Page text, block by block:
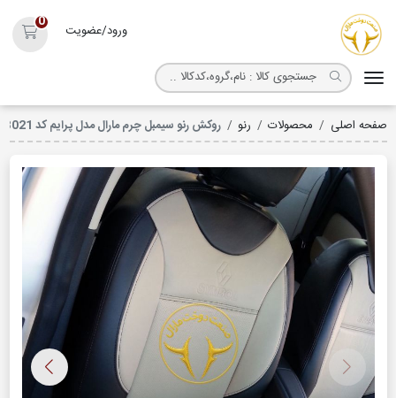
ورود/عضویت
0
صفحه اصلی محصولات رنو روکش رنو سیمبل چرم مارال مدل پرایم کد 3021